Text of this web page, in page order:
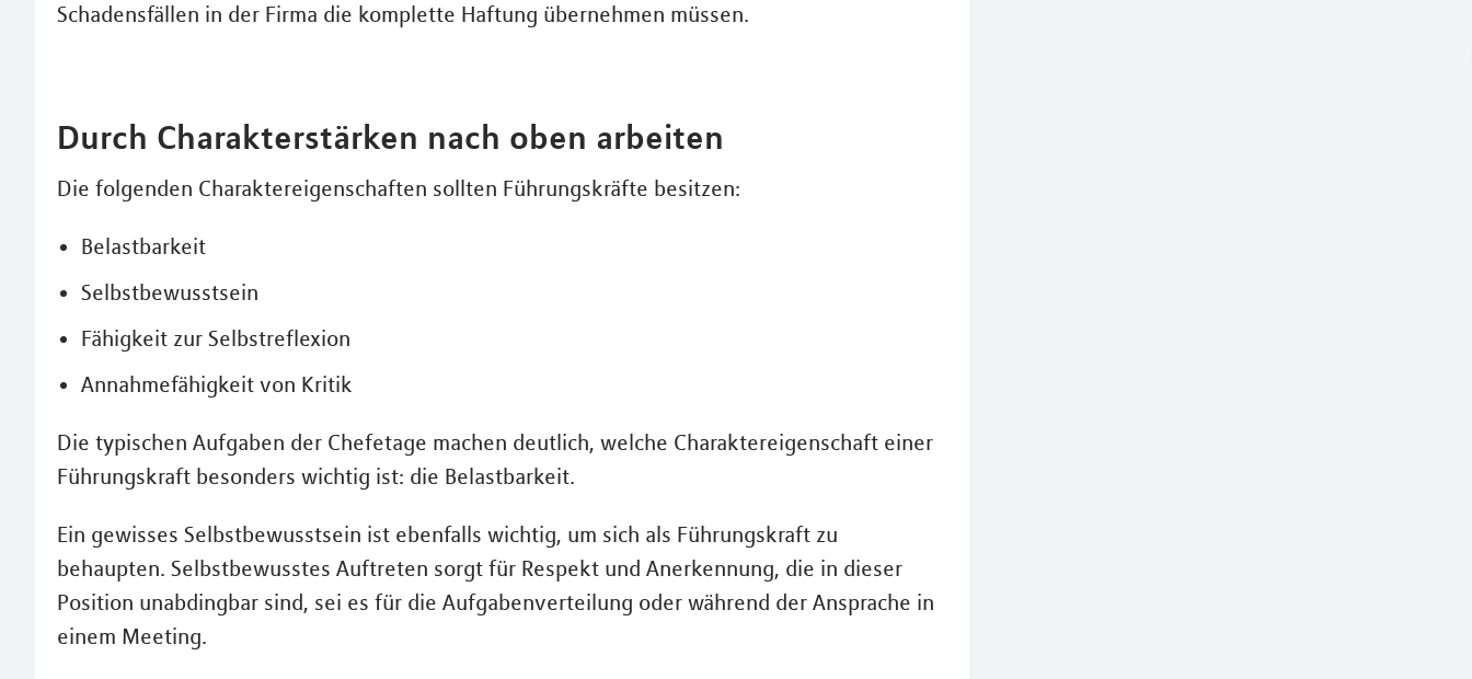
Schadensfällen in der Firma die komplette Haftung übernehmen müssen.
Durch Charakterstärken nach oben arbeiten
Die folgenden Charaktereigenschaften sollten Führungskräfte besitzen:
Belastbarkeit
Selbstbewusstsein
Fähigkeit zur Selbstreflexion
Annahmefähigkeit von Kritik
Die typischen Aufgaben der Chefetage machen deutlich, welche Charaktereigenschaft einer
Führungskraft besonders wichtig ist: die Belastbarkeit.
Ein gewisses Selbstbewusstsein ist ebenfalls wichtig, um sich als Führungskraft zu
behaupten. Selbstbewusstes Auftreten sorgt für Respekt und Anerkennung, die in dieser
Position unabdingbar sind, sei es für die Aufgabenverteilung oder während der Ansprache in
einem Meeting.